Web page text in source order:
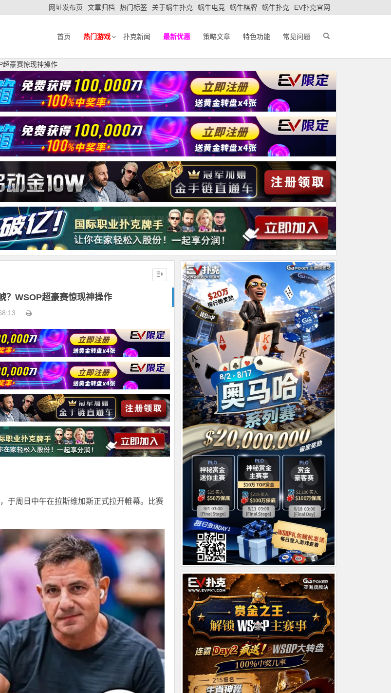
网址发布页 文章归档 热门标签 关于蜗牛扑克 蜗牛电竞 蜗牛棋牌 蜗牛扑克 EV扑克官网
首页 热门游戏 扑克新闻 最新优惠 策略文章 特色功能 常见问题
超豪赛惊现神操作
？WSOP超豪赛惊现神操作
周日中午在拉斯维加斯正式拉开帷幕。比赛